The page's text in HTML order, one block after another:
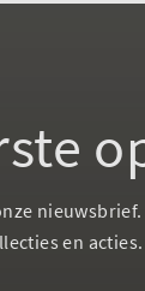
en acties.